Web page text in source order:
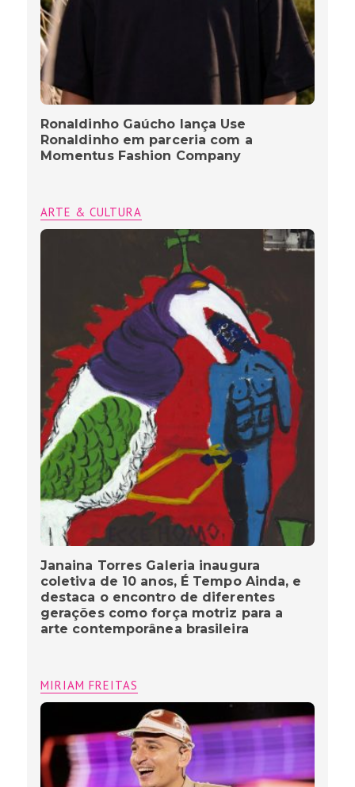
Ronaldinho Gaúcho lança Use
Ronaldinho em parceria com a
Momentus Fashion Company
ARTE & CULTURA
Janaina Torres Galeria inaugura
coletiva de 10 anos, É Tempo Ainda, e
destaca o encontro de diferentes
gerações como força motriz para a
arte contemporânea brasileira
MIRIAM FREITAS